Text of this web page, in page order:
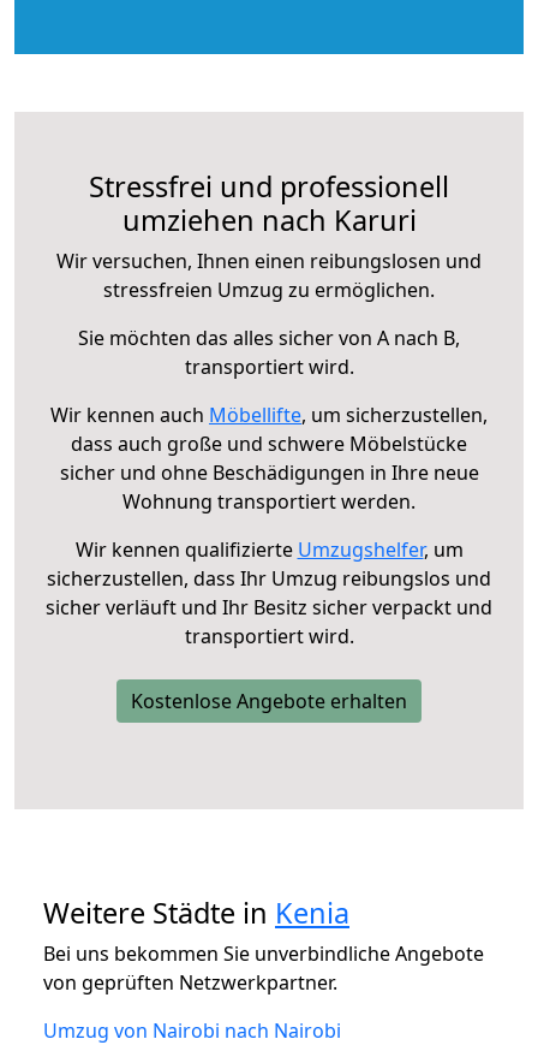
Stressfrei und professionell
umziehen nach Karuri
Wir versuchen, Ihnen einen reibungslosen und
stressfreien Umzug zu ermöglichen.
Sie möchten das alles sicher von A nach B,
transportiert wird.
Wir kennen auch Möbellifte, um sicherzustellen,
dass auch große und schwere Möbelstücke
sicher und ohne Beschädigungen in Ihre neue
Wohnung transportiert werden.
Wir kennen qualifizierte Umzugshelfer, um
sicherzustellen, dass Ihr Umzug reibungslos und
sicher verläuft und Ihr Besitz sicher verpackt und
transportiert wird.
Kostenlose Angebote erhalten
Weitere Städte in Kenia
Bei uns bekommen Sie unverbindliche Angebote
von geprüften Netzwerkpartner.
Umzug von Nairobi nach Nairobi